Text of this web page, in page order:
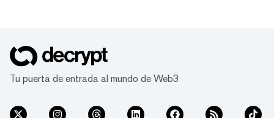
Tu puerta de entrada al mundo de Web3